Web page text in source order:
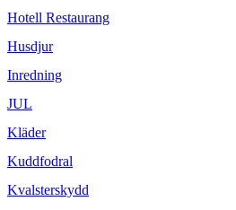
Hotell Restaurang
Husdjur
Inredning
JUL
Kläder
Kuddfodral
Kvalsterskydd